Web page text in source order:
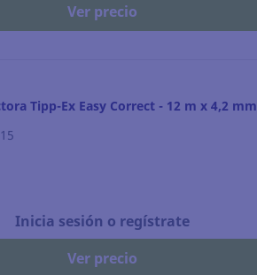
Ver precio
Tipp-Ex Easy Correct - 12 m x 4,2 mm
Inicia sesión o regístrate
Ver precio